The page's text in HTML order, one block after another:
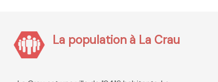
La population à La Crau